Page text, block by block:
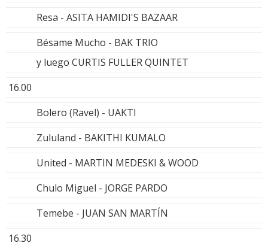
Resa - ASITA HAMIDI'S BAZAAR
Bésame Mucho - BAK TRIO
y luego CURTIS FULLER QUINTET
16.00
Bolero (Ravel) - UAKTI
Zululand - BAKITHI KUMALO
United - MARTIN MEDESKI & WOOD
Chulo Miguel - JORGE PARDO
Temebe - JUAN SAN MARTÍN
16.30